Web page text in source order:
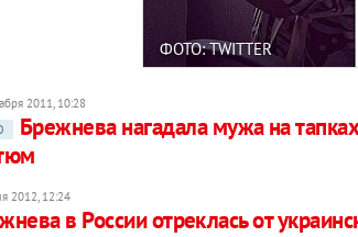
ФОТО: TWITTER
2011, 10:28
Брежнева нагадала мужа на
2012, 12:24
в России отреклась от